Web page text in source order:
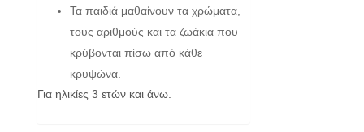
Τα παιδιά μαθαίνουν τα χρώματα,
τους αριθμούς και τα ζωάκια που
κρύβονται πίσω από κάθε
κρυψώνα.
Για ηλικίες 3 ετών και άνω.